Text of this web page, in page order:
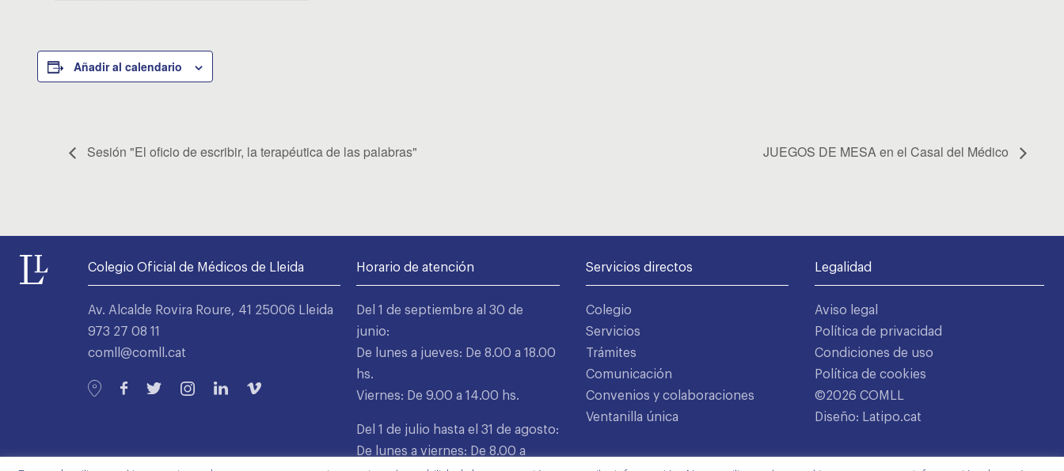
Añadir al calendario
Sesión "El oficio de escribir, la terapéutica de las palabras" JUEGOS DE MESA en el Casal del Médico
Colegio Oficial de Médicos de Lleida
Av. Alcalde Rovira Roure, 41 25006 Lleida
973 27 08 11
comll@comll.cat
Horario de atención
Del 1 de septiembre al 30 de
junio:
De lunes a jueves: De 8.00 a 18.00
hs.
Viernes: De 9.00 a 14.00 hs.
Del 1 de julio hasta el 31 de agosto:
De lunes a viernes: De 8.00 a
Servicios directos
Colegio
Servicios
Trámites
Comunicación
Convenios y colaboraciones
Ventanilla única
Legalidad
Aviso legal
Política de privacidad
Condiciones de uso
Política de cookies
©2026 COMLL
Diseño: Latipo.cat